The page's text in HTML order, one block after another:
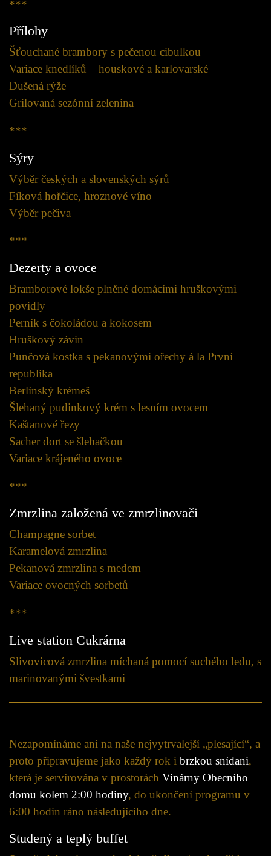
***
Přílohy
Šťouchané brambory s pečenou cibulkou
Variace knedlíků – houskové a karlovarské
Dušená rýže
Grilovaná sezónní zelenina
***
Sýry
Výběr českých a slovenských sýrů
Fíková hořčice, hroznové víno
Výběr pečiva
***
Dezerty a ovoce
Bramborové lokše plněné domácími hruškovými
povidly
Perník s čokoládou a kokosem
Hruškový závin
Punčová kostka s pekanovými ořechy á la První
republika
Berlínský krémeš
Šlehaný pudinkový krém s lesním ovocem
Kaštanové řezy
Sacher dort se šlehačkou
Variace krájeného ovoce
***
Zmrzlina založená ve zmrzlinovači
Champagne sorbet
Karamelová zmrzlina
Pekanová zmrzlina s medem
Variace ovocných sorbetů
***
Live station Cukrárna
Slivovicová zmrzlina míchaná pomocí suchého ledu, s
marinovanými švestkami
Nezapomínáme ani na naše nejvytrvalejší „plesající“, a
proto připravujeme jako každý rok i brzkou snídani,
která je servírována v prostorách Vinárny Obecního
domu kolem 2:00 hodiny, do ukončení programu v
6:00 hodin ráno následujícího dne.
Studený a teplý buffet